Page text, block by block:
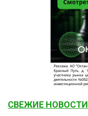
СВЕЖИЕ НОВОСТИ